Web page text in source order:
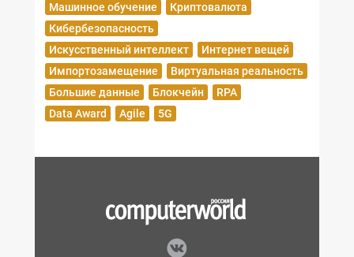
Машинное обучение
Криптовалюта
Кибербезопасность
Искусственный интеллект
Интернет вещей
Импортозамещение
Виртуальная реальность
Большие данные
Блокчейн
RPA
Data Award
Agile 5G